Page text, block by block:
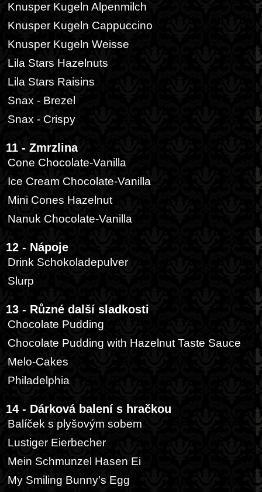
Knusper Kugeln Alpenmilch
Knusper Kugeln Cappuccino
Knusper Kugeln Weisse
Lila Stars Hazelnuts
Lila Stars Raisins
Snax - Brezel
Snax - Crispy
11 - Zmrzlina
Cone Chocolate-Vanilla
Ice Cream Chocolate-Vanilla
Mini Cones Hazelnut
Nanuk Chocolate-Vanilla
12 - Nápoje
Drink Schokoladepulver
Slurp
13 - Různé další sladkosti
Chocolate Pudding
Chocolate Pudding with Hazelnut Taste Sauce
Melo-Cakes
Philadelphia
14 - Dárková balení s hračkou
Balíček s plyšovým sobem
Lustiger Eierbecher
Mein Schmunzel Hasen Ei
My Smiling Bunny's Egg